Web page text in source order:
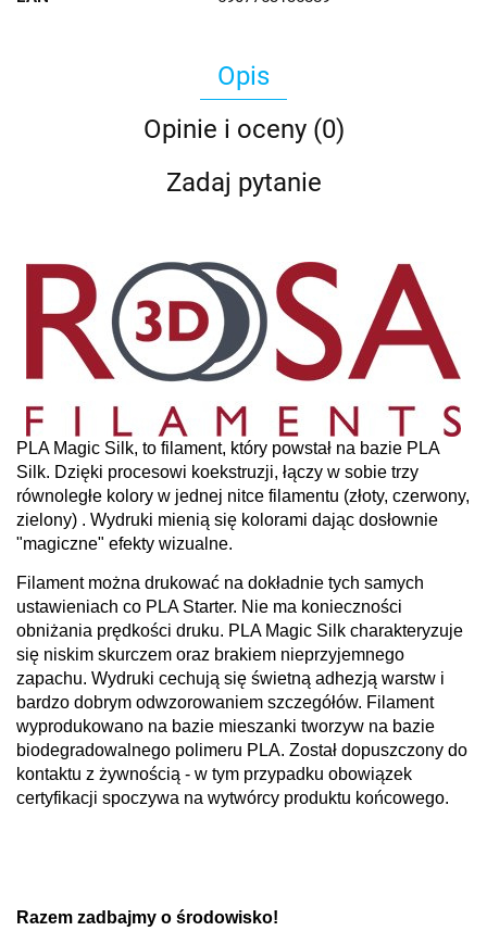
Opis
Opinie i oceny (0)
Zadaj pytanie
PLA Magic Silk, to filament, który powstał na bazie PLA
Silk. Dzięki procesowi koekstruzji, łączy w sobie trzy
równoległe kolory w jednej nitce filamentu (złoty, czerwony,
zielony) . Wydruki mienią się kolorami dając dosłownie
"magiczne" efekty wizualne.
Filament można drukować na dokładnie tych samych
ustawieniach co PLA Starter. Nie ma konieczności
obniżania prędkości druku. PLA Magic Silk charakteryzuje
się niskim skurczem oraz brakiem nieprzyjemnego
zapachu. Wydruki cechują się świetną adhezją warstw i
bardzo dobrym odwzorowaniem szczegółów. Filament
wyprodukowano na bazie mieszanki tworzyw na bazie
biodegradowalnego polimeru PLA. Został dopuszczony do
kontaktu z żywnością - w tym przypadku obowiązek
certyfikacji spoczywa na wytwórcy produktu końcowego.
Razem zadbajmy o środowisko!